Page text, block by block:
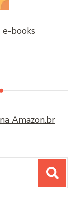
e-books
Amazon.br